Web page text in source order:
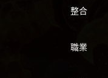
整合
職業